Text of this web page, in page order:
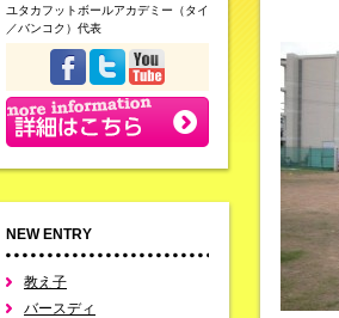
ユタカフットボールアカデミー（タイ
／バンコク）代表
NEW ENTRY
教え子
バースディ